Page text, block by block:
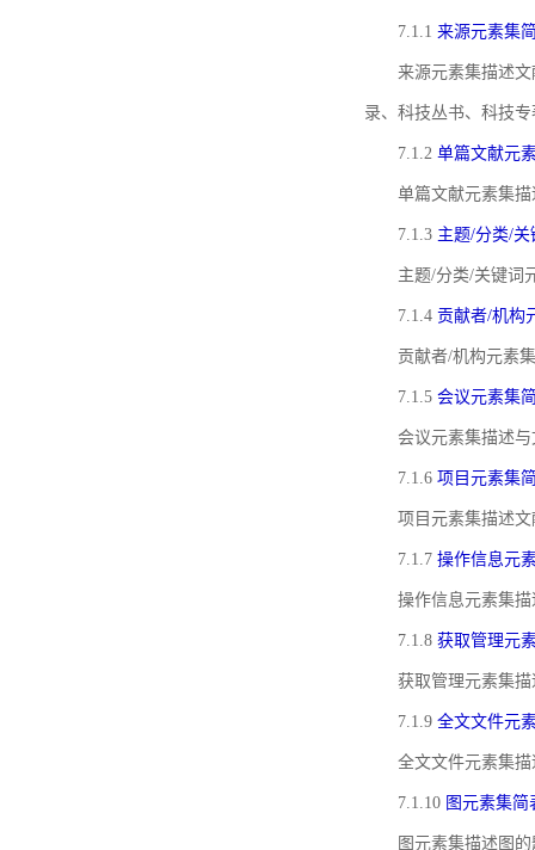
7.1.1 来源元素集
来源元素集描述
录、科技丛书、科技
7.1.2 单篇文献元
单篇文献元素集
7.1.3 主题/分类/
主题/分类/关键词
7.1.4 贡献者/机构
贡献者/机构元素
7.1.5 会议元素集
会议元素集描述
7.1.6 项目元素集
项目元素集描述
7.1.7 操作信息元
操作信息元素集
7.1.8 获取管理元
获取管理元素集
7.1.9 全文文件元
全文文件元素集
7.1.10 图元素集简
图元素集描述图